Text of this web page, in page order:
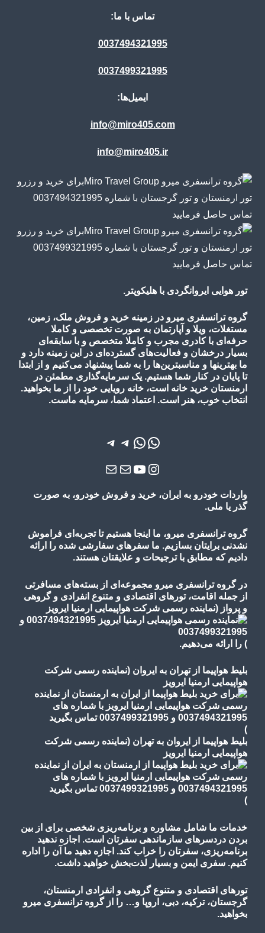
تماس با ما:
0037494321995
0037499321995
ایمیل‌ها:
info@miro405.com
info@miro405.ir
تور هوایی ایروانگردی با هلیکوپتر.
گروه ترانسفری میرو در زمینه خرید و فروش ملک، زمین،
مستغلات، ویلا و آپارتمان به صورت تخصصی و کاملا
حرفه‌ای با کادری مجرب و کاملا متخصص و با سابقه‌ای
بسیار درخشان و فعالیت‌های گسترده‌ای در این زمینه دارد و
ما بهترینها و مناسبترین‌ها را به شما پیشنهاد می‌کنیم و از ابتدا
تا پایان در کنار شما هستیم. یک سرمایه‌گذاری مطمئن در
ارمنستان خرید خانه است، خانه رویایی خود را از ما بخواهید.
انتخاب خوب، هنر است. اعتماد شما، سرمایه ماست.
واتس‌اپ
واتس‌اپ
تلگرامتلگرام
اینستاگرم
یوتیوب
ایمیلایمیل
واردات خودرو به ایران، خرید و فروش خودرو، به صورت
گذر یا ملی.
گروه ترانسفری میرو، ما اینجا هستیم تا تجربه‌ای فراموش
نشدنی برایتان بسازیم. ما سفرهای سفارشی شده را ارائه
دادیم که مطابق با ترجیحات و علایقتان هستند.
در گروه ترانسفری میرو مجموعه‌ای از بسته‌های مسافرتی
از جمله اقامت، تورهای اقتصادی و متنوع انفرادی و گروهی
و پرواز (نماینده رسمی شرکت هواپیمایی ارمنیا ایرویز
) را ارائه می‌دهیم.
بلیط هواپیما از تهران به ایروان (نماینده رسمی شرکت
هواپیمایی ارمنیا ایرویز
)
بلیط هواپیما از ایروان به تهران (نماینده رسمی شرکت
هواپیمایی ارمنیا ایرویز
)
خدمات ما شامل مشاوره و برنامه‌ریزی شخصی برای از بین
بردن دردسرهای سازماندهی سفرتان است. اجازه ندهید
برنامه‌ریزی، سفرتان را خراب کند. اجازه دهید ما آن را اداره
کنیم. سفری ایمن و بسیار لذت‌بخش خواهید داشت.
تورهای اقتصادی و متنوع گروهی و انفرادی ارمنستان،
گرجستان، ترکیه، دبی، اروپا و… را از گروه ترانسفری میرو
بخواهید.